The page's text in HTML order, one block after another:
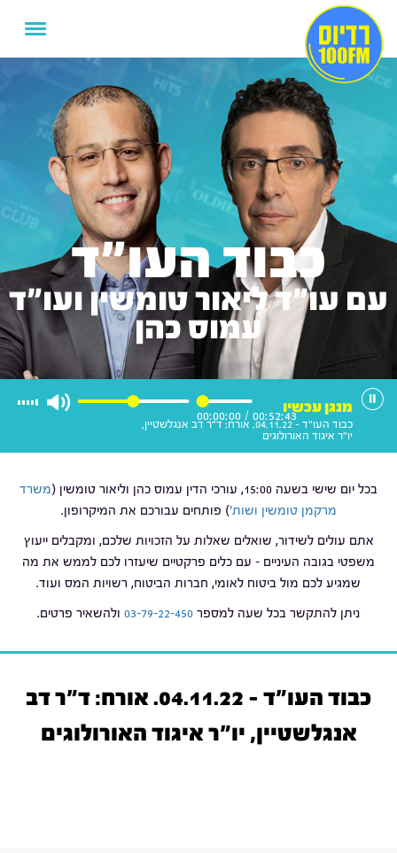
כבוד העו"ד
עם עו"ד ליאור טומשין ועו"ד
עמוס כהן
00:52:43
/
00:00:00
מנגן עכשיו
כבוד העו"ד - 04.11.22. אורח: ד"ר דב אנגלשטיין,
יו"ר איגוד האורולוגים
בכל יום שישי בשעה 15:00, עורכי הדין עמוס כהן וליאור טומשין (
משרד
מרקמן טומשין ושות') פותחים עבורכם את המיקרופון.
אתם עולים לשידור, שואלים שאלות על הזכויות שלכם, ומקבלים ייעוץ
משפטי בגובה העיניים – עם כלים פרקטיים שיעזרו לכם לממש את מה
שמגיע לכם מול ביטוח לאומי, חברות הביטוח, רשויות המס ועוד.
ניתן להתקשר בכל שעה למספר 03-79-22-450 ולהשאיר פרטים.
כבוד העו"ד - 04.11.22. אורח: ד"ר דב
אנגלשטיין, יו"ר איגוד האורולוגים